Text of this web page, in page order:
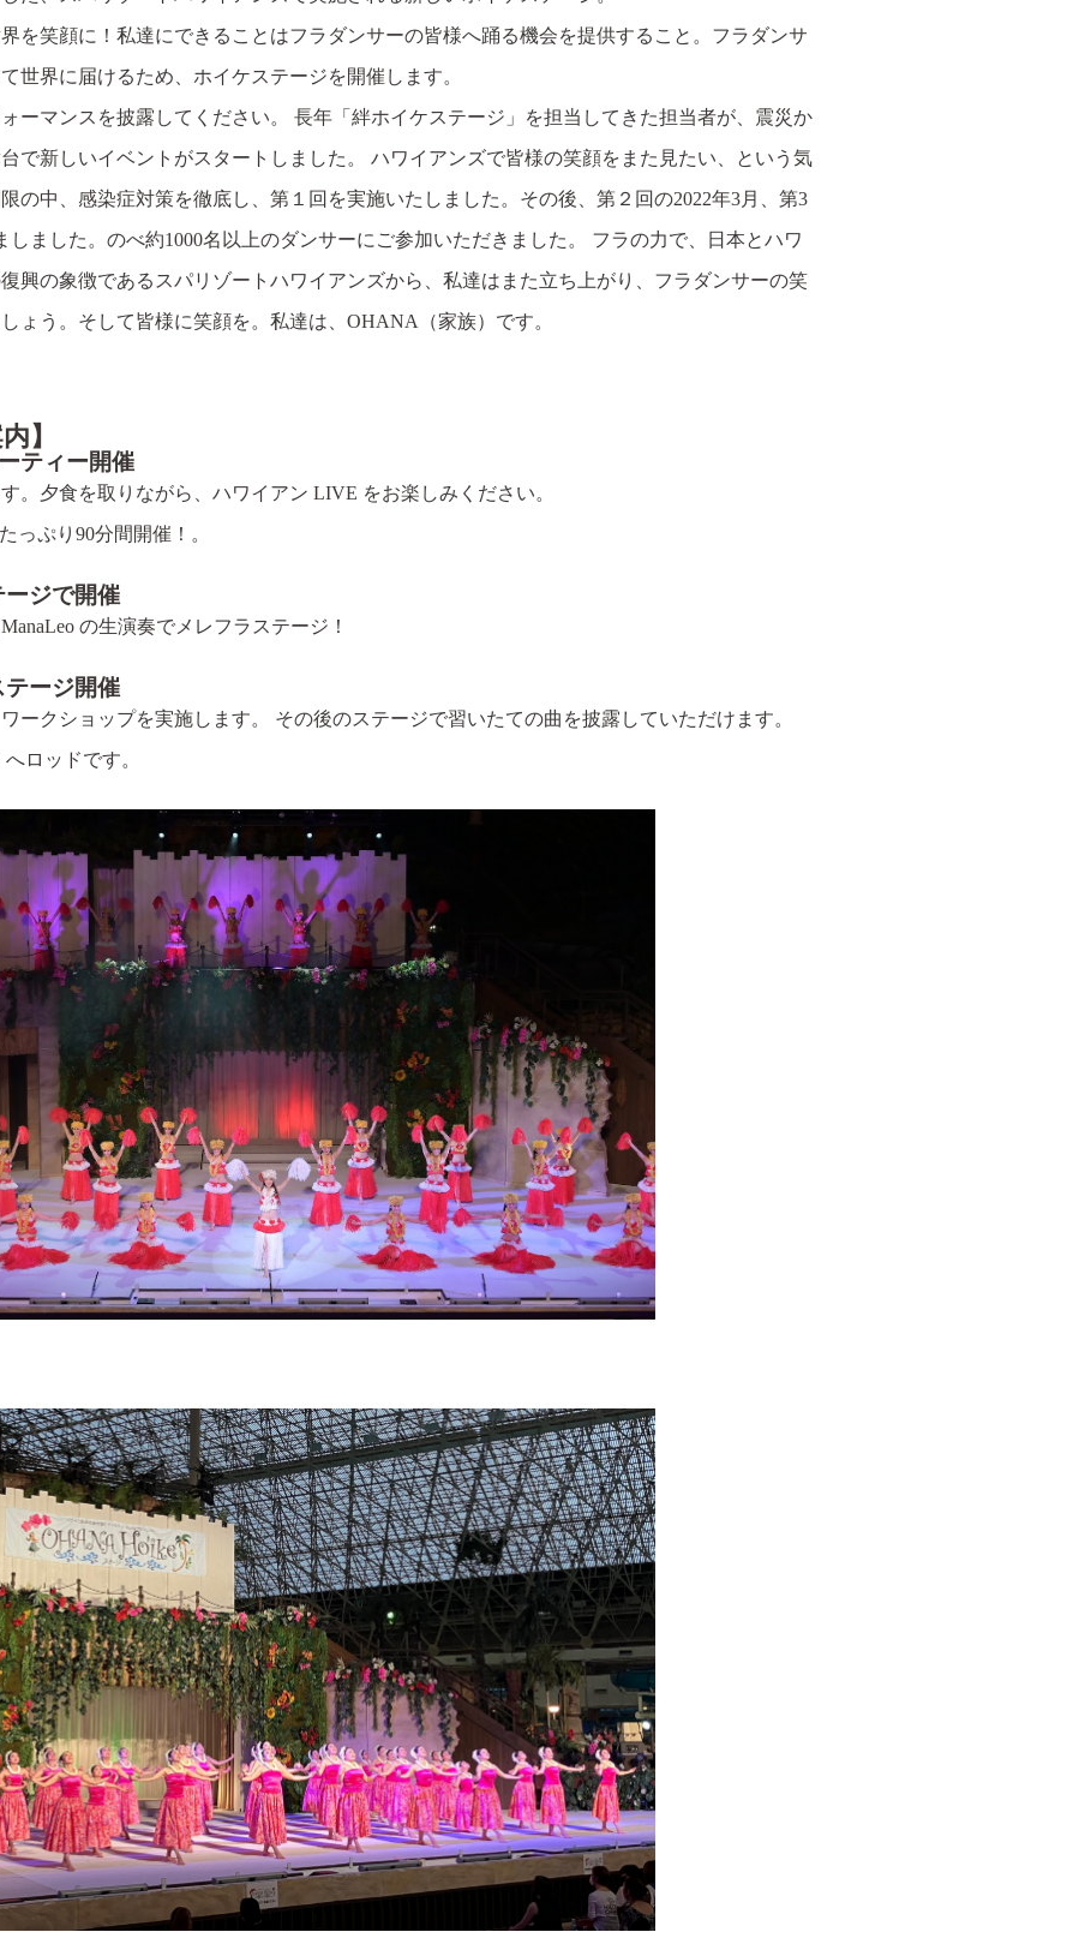
を笑顔に！私達にできることはフラダンサーの皆様へ踊る機会を提供すること。フラダンサ
世界に届けるため、ホイケステージを開催します。
ーマンスを披露してください。 長年「絆ホイケステージ」を担当してきた担当者が、震災か
で新しいイベントがスタートしました。 ハワイアンズで皆様の笑顔をまた見たい、という気
の中、感染症対策を徹底し、第１回を実施いたしました。その後、第２回の2022年3月、第3
しました。のべ約1000名以上のダンサーにご参加いただきました。 フラの力で、日本とハワ
興の象徴であるスパリゾートハワイアンズから、私達はまた立ち上がり、フラダンサーの笑
ょう。そして皆様に笑顔を。私達は、OHANA（家族）です。
】
ティー開催
。夕食を取りながら、ハワイアン LIVE をお楽しみください。
っぷり90分間開催！。
ジで開催
の生演奏でメレフラステージ！
ージ開催
ークショップを実施します。 その後のステージで習いたての曲を披露していただけます。
ロッドです。